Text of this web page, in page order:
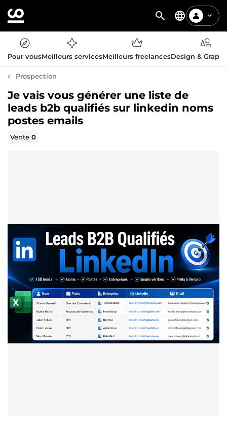
Pour vousMeilleurs servicesMeilleurs freelancesDesign &
Prospection
Je vais vous générer une liste de
leads b2b qualifiés sur linkedin noms
postes emails
Vente0